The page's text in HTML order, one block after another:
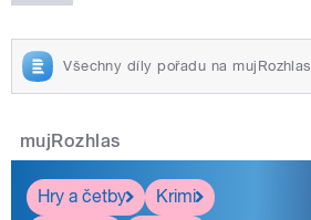
Všechny díly pořadu na mujRozhlas
mujRozhlas
Hry a četby
Krimi